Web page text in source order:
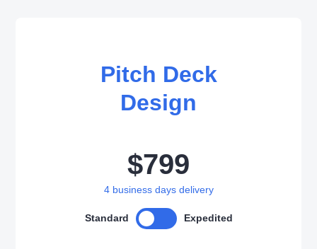
Pitch Deck
Design
$799
4business days delivery
Standard Expedited